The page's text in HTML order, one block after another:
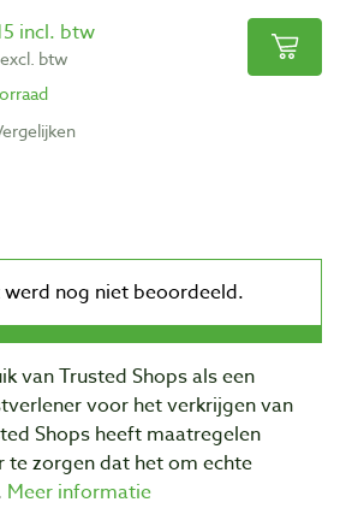
incl. btw
btw
van Trusted Shops als een
voor het verkrijgen van
Shops heeft maatregelen
zorgen dat het om echte
Meer informatie